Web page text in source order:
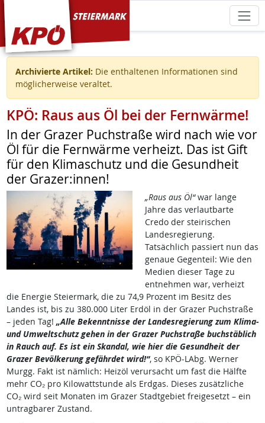
KPÖ Steiermark
Archivierte Artikel: Die enthaltenen Informationen sind
möglicherweise veraltet.
KPÖ: Raus aus Öl bei der Fernwärme!
In der Grazer Puchstraße wird nach wie vor
Öl für die Fernwärme verheizt. Das ist Gift
für den Klimaschutz und die Gesundheit
der Grazer:innen!
„Raus aus Öl“war lange
Jahre das verlautbarte
Credo der steirischen
Landesregierung.
Tatsächlich passiert nun das
genaue Gegenteil: Wie den
Medien dieser Tage zu
entnehmen war, verheizt
die Energie Steiermark, die zu 74,9 Prozent im Besitz des
Landes ist, bis zu 380.000 Liter Erdöl in der Grazer Puchstraße
– jeden Tag! „Alle Bekenntnisse der Landesregierung zum Klima-
und Umweltschutz gehen in der Grazer Puchstraße buchstäblich
in Rauch auf. Es ist ein Skandal, wie hier die Gesundheit der
Grazer Bevölkerung gefährdet wird!“, so KPÖ-LAbg. Werner
Murgg. Fakt ist nämlich: Heizöl verursacht um fast die Hälfte
mehr CO₂ pro Kilowattstunde als Erdgas. Dieses zusätzliche
CO₂ wird seit Monaten im Grazer Stadtgebiet freigesetzt – ein
untragbarer Zustand.